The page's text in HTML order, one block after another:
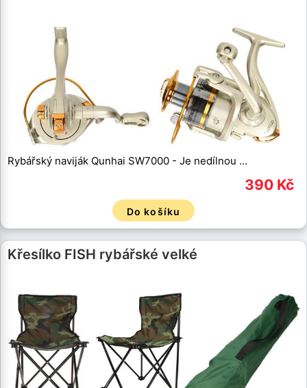
Rybářský naviják Qunhai SW7000 - Je nedílnou …
390 Kč
Do košíku
Křesílko FISH rybářské velké